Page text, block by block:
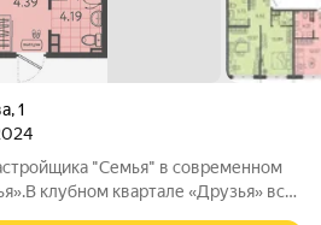
,1
"Семья" в современном
клубном квартале «Друзья» все